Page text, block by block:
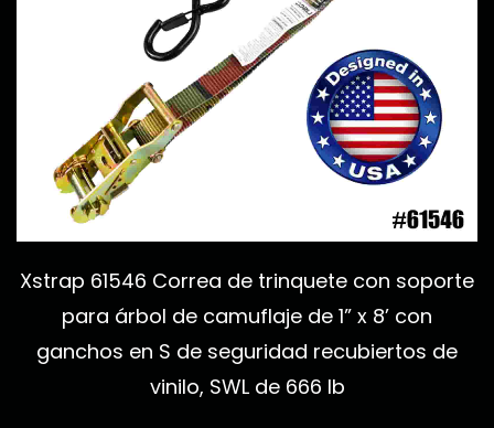
Xstrap 61546 Correa de trinquete con soporte
para árbol de camuflaje de 1” x 8’ con
ganchos en S de seguridad recubiertos de
vinilo, SWL de 666 lb